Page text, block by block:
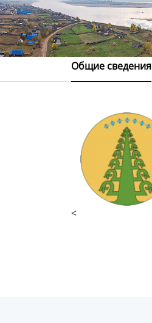
Общие сведения
<